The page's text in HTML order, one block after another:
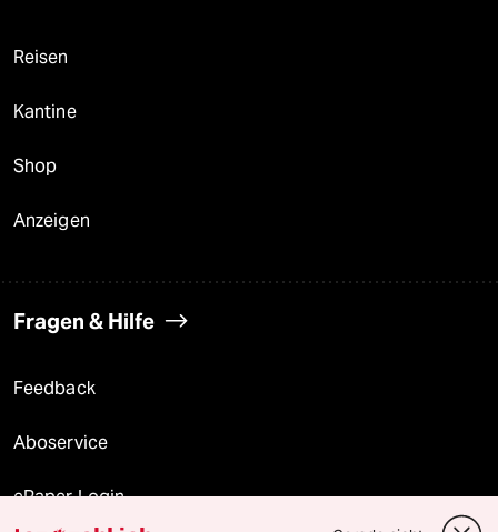
Reisen
Kantine
Shop
Anzeigen
Fragen & Hilfe
Feedback
Aboservice
ePaper Login